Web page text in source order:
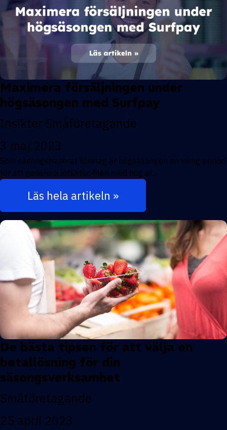
Maximera försäljningen under
högsäsongen med Surfpay
Insikter Småföretagande
3 maj 2023
Som säsongsbaserat företag är högsäsongen en viktig period
för att generera intäkter. Men med hög ef...
Läs hela artikeln »
De bästa tipsen för att välja en
betallösning för din
säsongsverksamhet
Småföretagande
25 april 2023